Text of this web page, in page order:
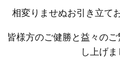
相変りませぬお引き立て
皆様方のご健勝と益々の
し上げま